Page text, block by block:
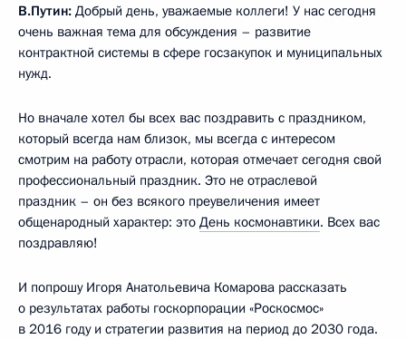
В.Путин: Добрый день, уважаемые коллеги! У нас сегодня
очень важная тема для обсуждения – развитие
контрактной системы в сфере госзакупок и муниципальных
нужд.
Но вначале хотел бы всех вас поздравить с праздником,
который всегда нам близок, мы всегда с интересом
смотрим на работу отрасли, которая отмечает сегодня свой
профессиональный праздник. Это не отраслевой
праздник – он без всякого преувеличения имеет
общенародный характер: это День космонавтики. Всех вас
поздравляю!
И попрошу Игоря Анатольевича Комарова рассказать
о результатах работы госкорпорации «Роскосмос»
в 2016 году и стратегии развития на период до 2030 года.